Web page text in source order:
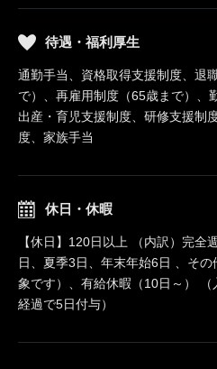
待遇・福利厚生
通勤手当、資格取得支援制度、退
で）、再雇用制度（65歳まで）、
出産・育児支援制度、研修支援制
度、家族手当
休日・休暇
【休日】120日以上 （内訳）完全
日、夏季3日、年末年始6日 、そ
象です）、有給休暇（10日～）
経過で5日付与）